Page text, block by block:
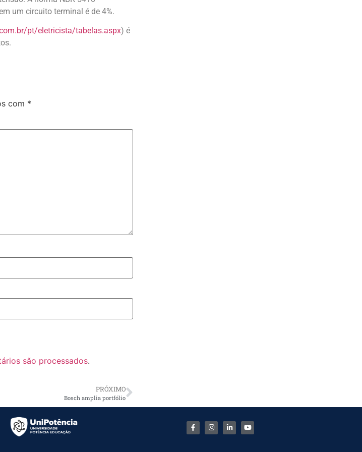
um circuito terminal é de 4%.
pt/eletricista/tabelas.aspx) é
com *
são processados.
PRÓXIMO
Bosch amplia portfólio